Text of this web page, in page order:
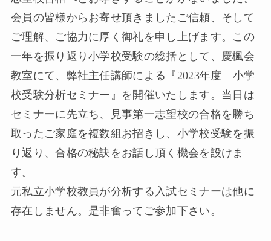
会員の皆様からお寄せ頂きましたご信頼、そして
ご理解、ご協力に厚く御礼を申し上げます。この
一年を振り返り小学校受験の総括として、慶楓会
教室にて、弊社主任講師による『2023年度 小学
校受験分析セミナー』を開催いたします。当日は
セミナーに先立ち、見事第一志望校の合格を勝ち
取ったご家庭を複数組お招きし、小学校受験を振
り返り、合格の秘訣をお話し頂く機会を設けま
す。
元私立小学校教員が分析する入試セミナーは他に
存在しません。是非奮ってご参加下さい。